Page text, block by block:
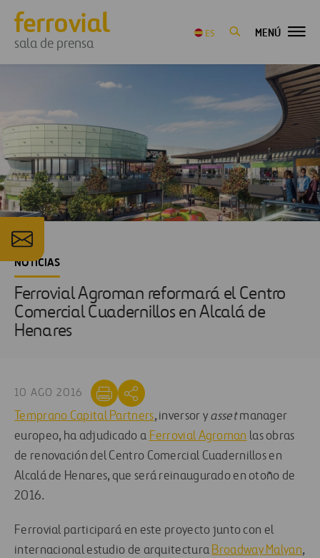
sala de prensa
ES MENÚ
NOTICIAS
Ferrovial Agroman reformará el Centro
Comercial Cuadernillos en Alcalá de
Henares
10 AGO 2016
Temprano Capital Partners, inversor yassetmanager
europeo, ha adjudicado a Ferrovial Agroman las obras
de renovación del Centro Comercial Cuadernillos en
Alcalá de Henares, que será reinaugurado en otoño de
2016.
Ferrovial participará en este proyecto junto con el
internacional estudio de arquitectura Broadway Malyan,